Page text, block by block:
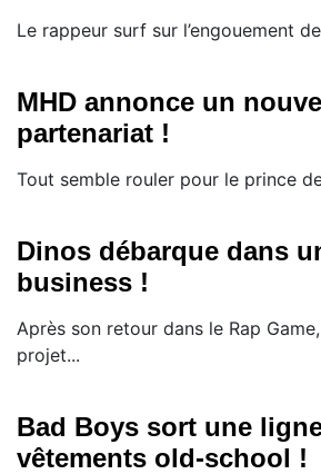
Le rappeur surf sur l’engouement
MHD annonce un
partenariat !
Tout semble rouler pour le prince
Dinos débarque dans
business !
Après son retour dans le Rap
projet...
Bad Boys sort une
vêtements old-school !